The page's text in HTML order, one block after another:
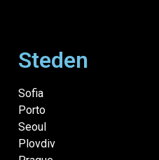
Steden
Sofia
Porto
Seoul
Plovdiv